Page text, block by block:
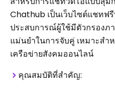
Chathub เป็นเว็บไซต์แชทฟ
ประสบการณ์ผู้ใช้มีตัวกรองภ
แม่นยำในการจับคู่ เหมาะสำ
เครือข่ายสังคมออนไลน์
คุณสมบัติที่สำคัญ: